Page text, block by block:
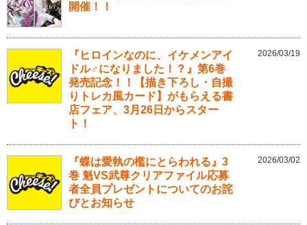
開催！！
『ヒロインなのに、イケメンアイ
ドル♂になりました！？』第6巻
発売記念！！【描き下ろし・自撮
りトレカ風カード】がもらえる書
店フェア、3月26日からスター
ト！
2026/03/19
『蝶は愛執の檻にとらわれる』3
巻 魁VS武尊クリアファイル応募
者全員プレゼントについてのお詫
びとお知らせ
2026/03/02